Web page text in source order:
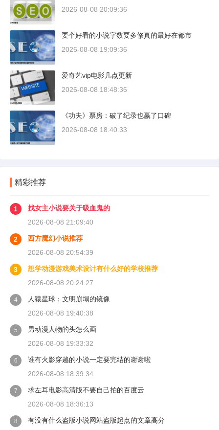
2026-08-08 20:09:36
要个好看的小说字数要多修真的最好在都市
2026-08-08 19:09:36
爱奇艺vip电影几点更新
2026-08-08 18:48:36
《功夫》票房：破了纪录也赢了口碑
2026-08-08 18:40:33
精彩推荐
1
找女主小说要关于吸血鬼的
2026-08-08 21:09:40
2
西方魔幻小说推荐
2026-08-08 20:54:39
3
想学动漫游戏美术设计有什么好的学校推荐
2026-08-08 20:24:27
4
人猿星球：文明崩塌的镜像
2026-08-08 19:40:38
5
男动漫人物的头怎么画
2026-08-08 19:33:32
6
谁有火影穿越的小说一定要完结的谢谢啦
2026-08-08 18:39:34
7
求左耳电影高清版不要自己拍的百度云
2026-08-08 18:36:13
8 有没有什么盗版小说网站盗版起点的文章高分